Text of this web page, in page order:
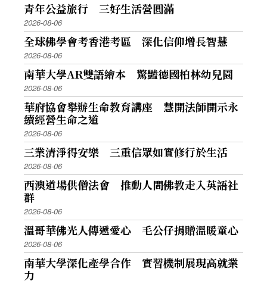
青年公益旅行 三好生活營圓滿
2026-08-06
全球佛學會考香港考區 深化信仰增長智慧
2026-08-06
南華大學AR雙語繪本 驚豔德國柏林幼兒園
2026-08-06
華府協會舉辦生命教育講座 慧開法師開示永
續經營生命之道
2026-08-06
三業清淨得安樂 三重信眾如實修行於生活
2026-08-06
西澳道場供僧法會 推動人間佛教走入英語社
群
2026-08-06
溫哥華佛光人傳遞愛心 毛公仔捐贈溫暖童心
2026-08-06
南華大學深化產學合作 實習機制展現高就業
力